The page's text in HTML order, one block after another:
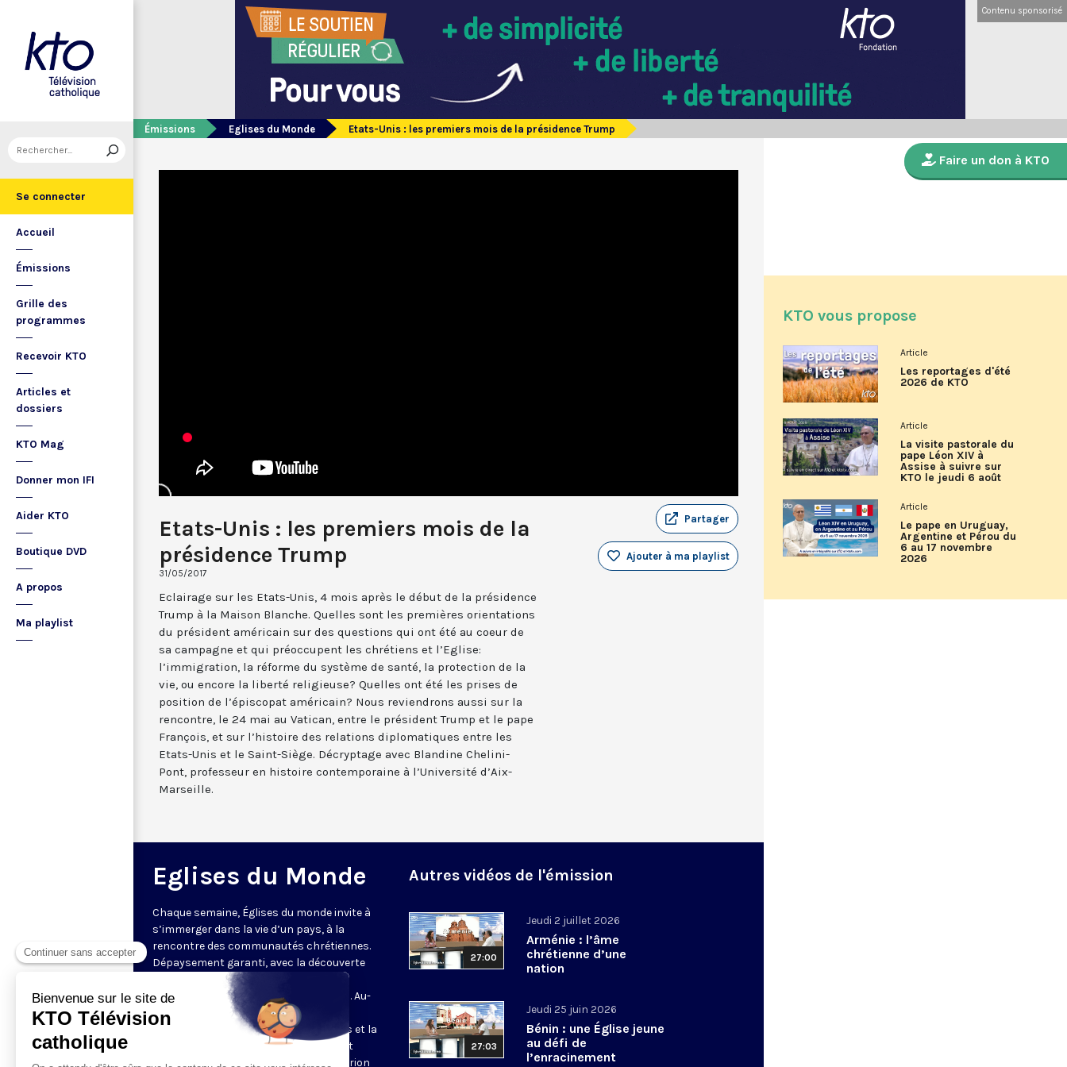
Se connecter
Accueil
Émissions
Grille des
programmes
Recevoir KTO
Articles et
dossiers
KTO Mag
Donner mon IFI
Aider KTO
Boutique DVD
A propos
Ma playlist
Contenu sponsorisé
Émissions Eglises du Monde Etats-Unis : les premiers mois de la présidence Trump
Etats-Unis : les premiers mois de la
présidence Trump
31/05/2017
Partager
Ajouter à ma playlist
Eclairage sur les Etats-Unis, 4 mois après le début de la présidence
Trump à la Maison Blanche. Quelles sont les premières orientations
du président américain sur des questions qui ont été au coeur de
sa campagne et qui préoccupent les chrétiens et l’Eglise:
l’immigration, la réforme du système de santé, la protection de la
vie, ou encore la liberté religieuse? Quelles ont été les prises de
position de l’épiscopat américain? Nous reviendrons aussi sur la
rencontre, le 24 mai au Vatican, entre le président Trump et le pape
François, et sur l’histoire des relations diplomatiques entre les
Etats-Unis et le Saint-Siège. Décryptage avec Blandine Chelini-
Pont, professeur en histoire contemporaine à l’Université d’Aix-
Marseille.
Eglises du Monde
Chaque semaine, Églises du monde invite à
s’immerger dans la vie d’un pays, à la
rencontre des communautés chrétiennes.
Dépaysement garanti, avec la découverte
des spécificités et du rayonnement de
l’Église catholique ou de ses difficultés. Au-
delà de l’actualité, il s’agit aussi de
comprendre les grands enjeux du pays et la
contribution que les chrétiens peuvent
apporter à la société. Présenté par Marion
Autres vidéos de l'émission
27:00
Jeudi 2 juillet 2026
Arménie : l’âme
chrétienne d’une
nation
27:03
Jeudi 25 juin 2026
Bénin : une Église jeune
au défi de
l’enracinement
Faire un don à KTO
KTO vous propose
Article
Les reportages d'été
2026 de KTO
Article
La visite pastorale du
pape Léon XIV à
Assise à suivre sur
KTO le jeudi 6 août
Article
Le pape en Uruguay,
Argentine et Pérou du
6 au 17 novembre
2026